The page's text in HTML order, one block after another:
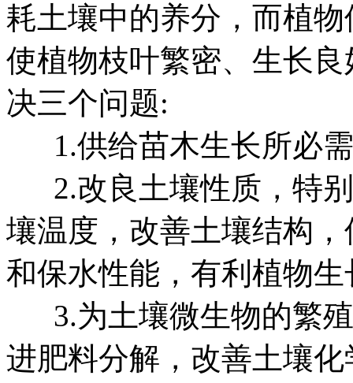
耗土壤中的养分，而植
使植物枝叶繁密、生长
决三个问题:
1.供给苗木生长所必
2.改良土壤性质，特别
壤温度，改善土壤结构
和保水性能，有利植物生
3.为土壤微生物的繁殖
进肥料分解，改善土壤